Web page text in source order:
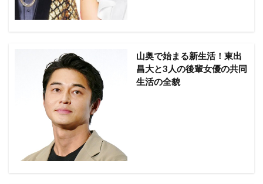
山奥で始まる新生活！東出
昌大と3人の後輩女優の共同
生活の全貌